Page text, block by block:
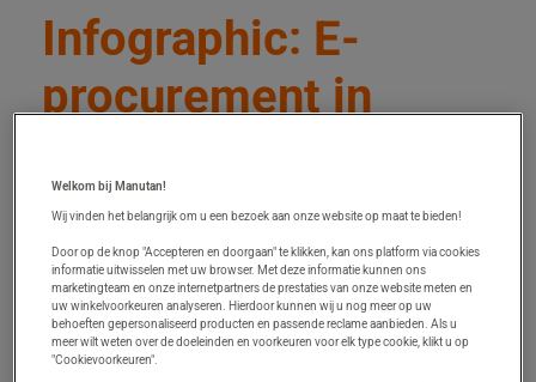
Infographic: E-
procurement in
Welkom bij Manutan!
Wij vinden het belangrijk om u een bezoek aan onze website op maat te bieden!
Door op de knop "Accepteren en doorgaan" te klikken, kan ons platform via cookies
informatie uitwisselen met uw browser. Met deze informatie kunnen ons
marketingteam en onze internetpartners de prestaties van onze website meten en
uw winkelvoorkeuren analyseren. Hierdoor kunnen wij u nog meer op uw
behoeften gepersonaliseerd producten en passende reclame aanbieden. Als u
meer wilt weten over de doeleinden en voorkeuren voor elk type cookie, klikt u op
"Cookievoorkeuren".